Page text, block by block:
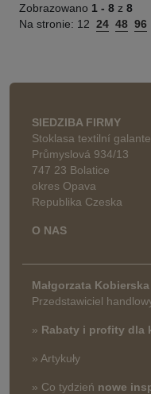
Zobrazowano 1 - 8 z 8
Na stronie: 12 24 48 96
SIEDZIBA FIRMY
Stoklasa textilní
Průmyslová 934/13
747 23 Bolatice
okres Opava
Republika Czeska
O NAS
Małgorzata Kobierska
Przedstawiciel
» Rabaty i profity dla
» Artykuły
» Co tydzień nowe